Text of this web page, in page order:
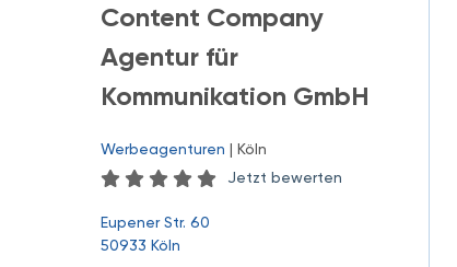
Content Company
Agentur für
Kommunikation GmbH
Werbeagenturen | Köln
Jetzt bewerten
Eupener Str. 60
50933 Köln